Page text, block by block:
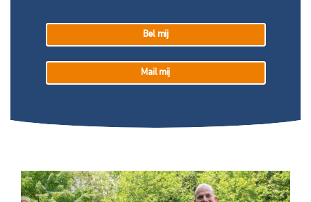
Bel mij
Mail mij